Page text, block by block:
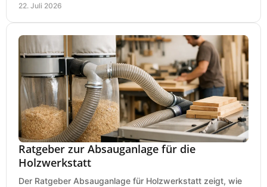
22. Juli 2026
Ratgeber zur Absauganlage für die
Holzwerkstatt
Der Ratgeber Absauganlage für Holzwerkstatt zeigt, wie